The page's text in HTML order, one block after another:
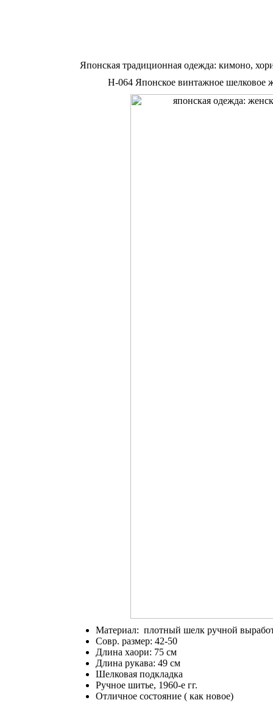
Японская традиционная одежда: кимоно,
Н-064 Японское винтажное шелковое
Материал: плотный шелк ручной
Совр. размер: 42-50
Длина хаори: 75 см
Длина рукава: 49 см
Шелковая подкладка
Ручное шитье, 1960-е гг.
Отличное состояние ( как новое)